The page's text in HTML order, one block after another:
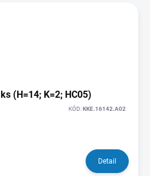
(H=14; K=2; HC05)
KÓD:KKE.16142.A02
Detail